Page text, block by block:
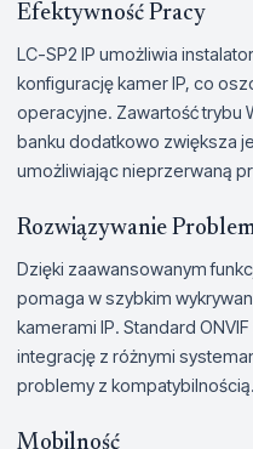
Efektywność Pracy
LC-SP2 IP umożliwia
konfigurację kamer IP, co
operacyjne. Zawartość trybu
banku dodatkowo zwiększa
umożliwiając nieprzerwaną
Rozwiązywanie
Dzięki zaawansowanym
pomaga w szybkim
kamerami IP. Standard
integrację z różnymi
problemy z kompatybilnością.
Mobilność